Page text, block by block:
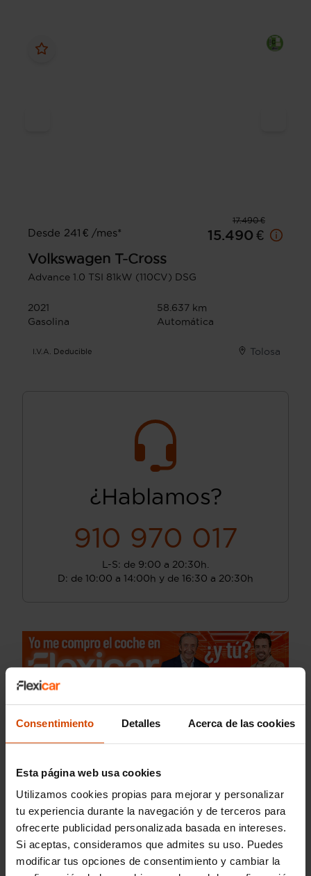
Consentimiento Detalles Acerca de las cookies
Esta página web usa cookies
Utilizamos cookies propias para mejorar y personalizar
tu experiencia durante la navegación y de terceros para
ofrecerte publicidad personalizada basada en intereses.
Si aceptas, consideramos que admites su uso. Puedes
modificar tus opciones de consentimiento y cambiar la
17.490 €
Desde 241 € /mes*
15.490 €
Volkswagen T-Cross
Advance 1.0 TSI 81kW (110CV) DSG
2021
58.637 km
Gasolina
Automática
I.V.A. Deducible Tolosa
¿Hablamos?
910 970 017
L-S: de 9:00 a 20:30h.
D: de 10:00 a 14:00h y de 16:30 a 20:30h